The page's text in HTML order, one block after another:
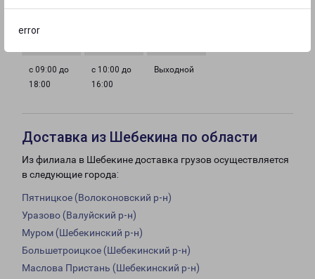
error
с 09:00 до
с 09:00 до
с 09:00 до
с 09:00 до
с 09:00 до
18:00
с 10:00 до
16:00
Выходной
Доставка из Шебекина по области
Из филиала в Шебекине доставка грузов осуществляется
в следующие города:
Пятницкое (Волоконовский р-н)
Уразово (Валуйский р-н)
Муром (Шебекинский р-н)
Большетроицкое (Шебекинский р-н)
Маслова Пристань (Шебекинский р-н)